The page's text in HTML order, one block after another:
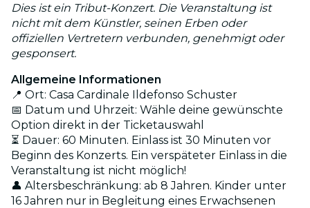
Dies ist ein Tribut-Konzert. Die Veranstaltung ist
nicht mit dem Künstler, seinen Erben oder
offiziellen Vertretern verbunden, genehmigt oder
gesponsert.
Allgemeine Informationen
📍 Ort: Casa Cardinale Ildefonso Schuster
📅 Datum und Uhrzeit: Wähle deine gewünschte
Option direkt in der Ticketauswahl
⏳ Dauer: 60 Minuten. Einlass ist 30 Minuten vor
Beginn des Konzerts. Ein verspäteter Einlass in die
Veranstaltung ist nicht möglich!
👤 Altersbeschränkung: ab 8 Jahren. Kinder unter
16 Jahren nur in Begleitung eines Erwachsenen